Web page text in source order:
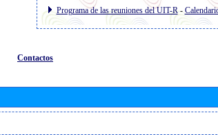
Programa de las reuniones del UIT-R-
Contactos